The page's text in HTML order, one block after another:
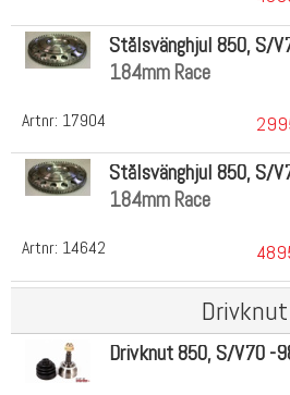
Artnr: 17904
Stålsvänghjul 850, S/
184mm Race
Artnr: 14642
Stålsvänghjul 850, S/
184mm Race
Drivknut
Drivknut 850, S/V70 -